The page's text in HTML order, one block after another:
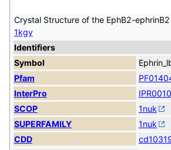
Crystal Structure of the EphB2-
1kgy
Identifiers
Symbol
Pfam
InterPro
SCOP
1nuk
SUPERFAMILY
1nuk
CDD